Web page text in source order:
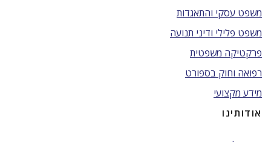
משפט עסקי והתאגדות
משפט פלילי ודיני תנועה
פרקטיקה משפטית
רפואה וחוק בספורט
מידע מקצועי
אודותינו